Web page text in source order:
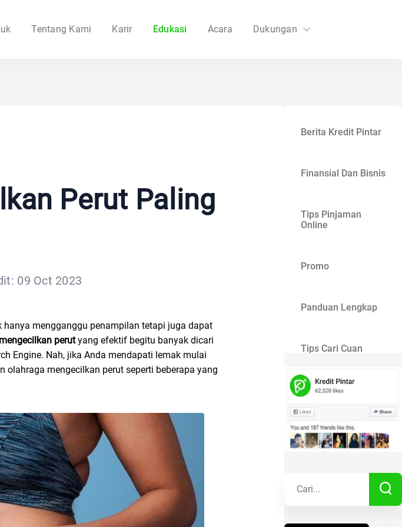
Tentang Kami Karir Edukasi Acara Dukungan
Perut Paling
09 Oct 2023
mengganggu penampilan tetapi juga dapat
perutyang efektif begitu banyak dicari
Engine. Nah, jika Anda mendapati lemak mulai
mengecilkan perut seperti beberapa yang
Berita Kredit Pintar
Finansial Dan Bisnis
Tips Pinjaman
Online
Promo
Panduan Lengkap
Tips Cari Cuan
Gaya Hidup
Kisah Sukses